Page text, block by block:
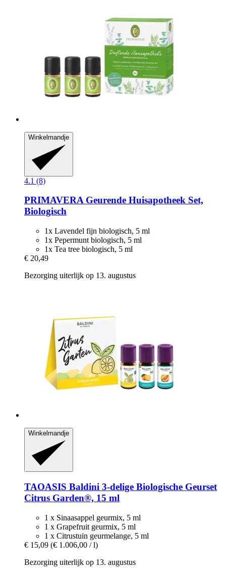
Winkelmandje
4.1 (8)
PRIMAVERAGeurende Huisapotheek Set,
Biologisch
1x Lavendel fijn biologisch, 5 ml
1x Pepermunt biologisch, 5 ml
1x Tea tree biologisch, 5 ml
€ 20,49
Bezorging uiterlijk op 13. augustus
Winkelmandje
TAOASIS Baldini 3-​delige Biologische Geurset
Citrus Garden®, 15 ml
1 x Sinaasappel geurmix, 5 ml
1 x Grapefruit geurmix, 5 ml
1 x Citrustuin geurmelange, 5 ml
€ 15,09 (€ 1.006,00 / l)
Bezorging uiterlijk op 13. augustus